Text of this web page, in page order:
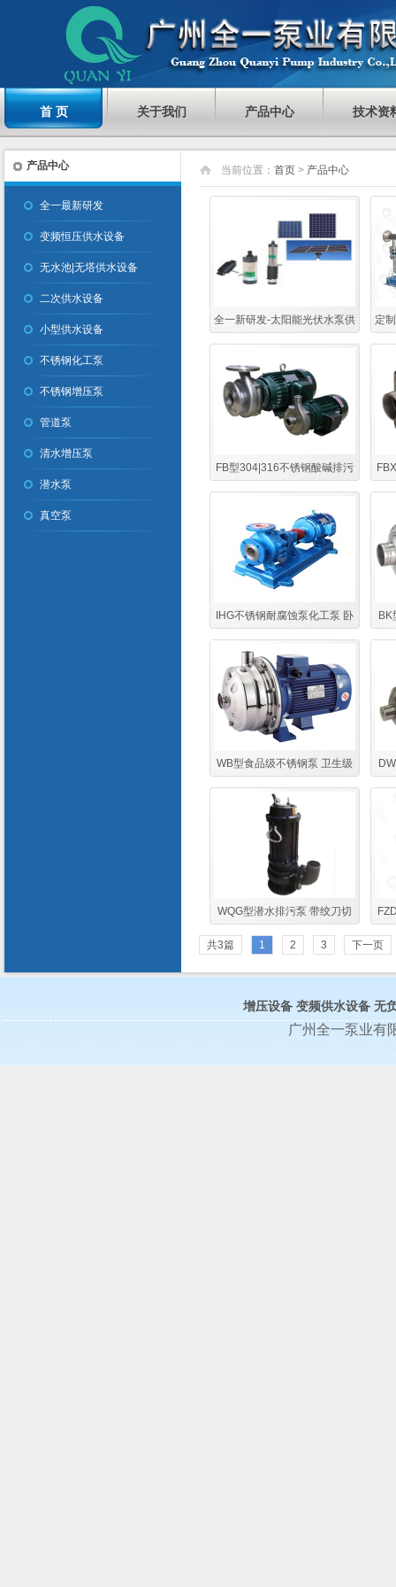
首 页 关于我们 产品中心 技术资
产品中心
全一最新研发
变频恒压供水设备
无水池|无塔供水设备
二次供水设备
小型供水设备
不锈钢化工泵
不锈钢增压泵
管道泵
清水增压泵
潜水泵
真空泵
当前位置： 首页 > 产品中心
全一新研发-太阳能光伏水泵供
水设备
定
FB型304|316不锈钢酸碱排污
泵 耐腐蚀卧式不锈钢化工排污 耐
IHG不锈钢耐腐蚀泵化工泵 卧
式耐酸碱耐腐蚀化工泵
WB型食品级不锈钢泵 卫生级
自来水不锈钢增压泵 高扬程
WQG型潜水排污泵 带绞刀切
割搅拌污水排污泵型号 供
共3篇 1 2 3 下一页
增压设备 变频供水设备 无
广州全一泵业有